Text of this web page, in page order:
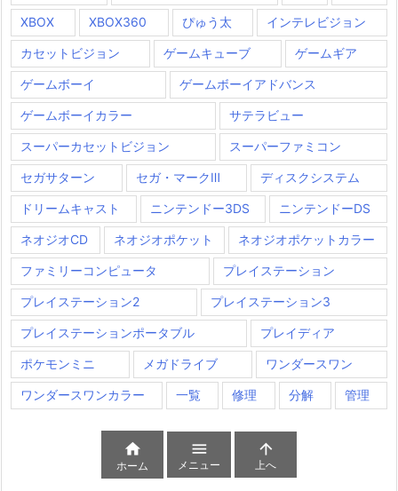
XBOX XBOX360 ぴゅう太 インテレビジョン
カセットビジョン ゲームキューブ ゲームギア
ゲームボーイ ゲームボーイアドバンス
ゲームボーイカラー サテラビュー
スーパーカセットビジョン スーパーファミコン
セガサターン セガ・マークⅢ ディスクシステム
ドリームキャスト ニンテンドー3DS ニンテンドーDS
ネオジオCD ネオジオポケット ネオジオポケットカラー
ファミリーコンピュータ プレイステーション
プレイステーション2 プレイステーション3
プレイステーションポータブル プレイディア
ポケモンミニ メガドライブ ワンダースワン
ワンダースワンカラー 一覧 修理 分解 管理

ホーム

メニュー

上へ